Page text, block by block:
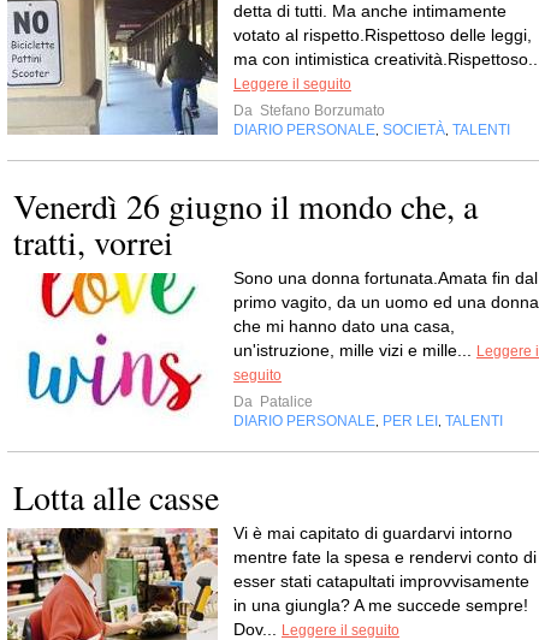
detta di tutti. Ma anche intimamente
votato al rispetto.Rispettoso delle leggi,
ma con intimistica
Leggere il seguito
Da Stefano Borzumato
DIARIO PERSONALE SOCIETÀ TALENTI
Venerdì 26 giugno il mondo che, a
tratti, vorrei
Sono una donna fortunata.Amata fin dal
primo vagito, da un uomo ed una
che mi hanno dato una casa,
un'istruzione, mille vizi e mille...
Leggere
seguito
Da Patalice
DIARIO PERSONALE PER LEI TALENTI
Lotta alle casse
Vi è mai capitato di guardarvi intorno
mentre fate la spesa e rendervi conto di
esser stati catapultati improvvisamente
in una giungla? A me succede sempre!
Dov...
Leggere il seguito